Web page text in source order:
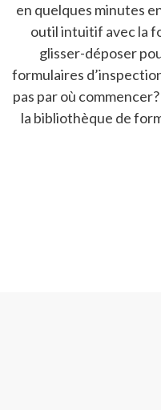
en quelques minutes
outil intuitif avec la
glisser-déposer
formulaires
pas par où
la bibliothèque de